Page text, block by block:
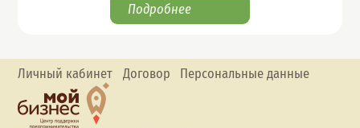
Подробнее
Личный кабинет Договор Персональные данные